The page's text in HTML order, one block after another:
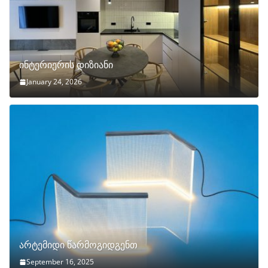
ინტერიერის დიზიანი
January 24, 2026
არტემიდი წარმოგიდგენთ
September 16, 2025